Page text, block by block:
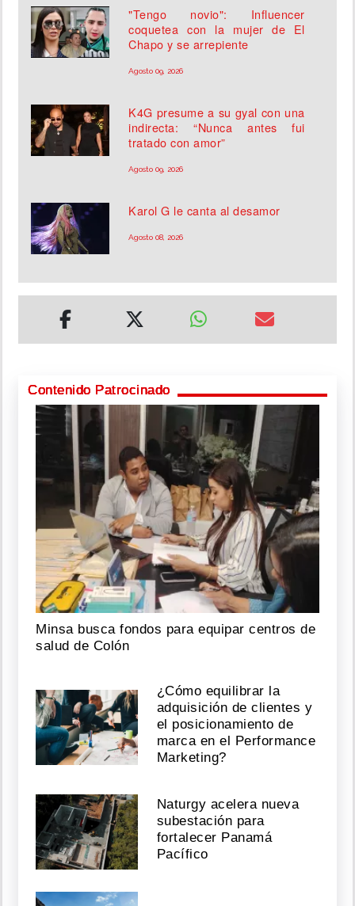
"Tengo novio": Influencer
coquetea con la mujer de El
Chapo y se arrepiente
Agosto 09, 2026
K4G presume a su gyal con una
indirecta: “Nunca antes fui
tratado con amor”
Agosto 09, 2026
Karol G le canta al desamor
Agosto 08, 2026
Contenido Patrocinado
Minsa busca fondos para equipar centros de
salud de Colón
¿Cómo equilibrar la
adquisición de clientes y
el posicionamiento de
marca en el Performance
Marketing?
Naturgy acelera nueva
subestación para
fortalecer Panamá
Pacífico